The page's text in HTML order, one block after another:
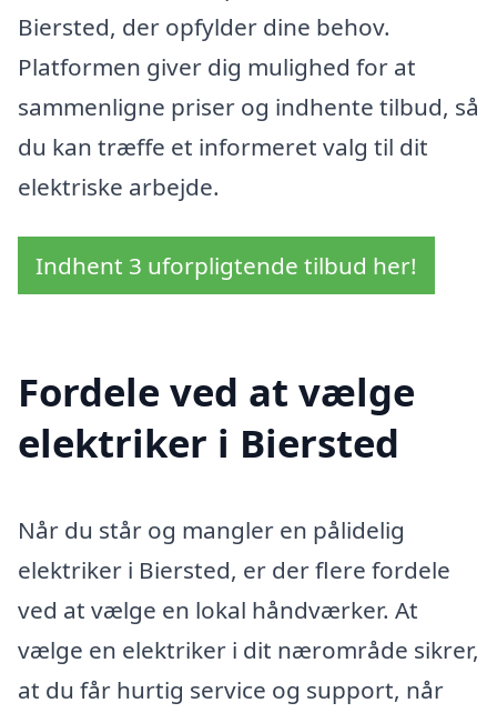
Biersted, der opfylder dine behov.
Platformen giver dig mulighed for at
sammenligne priser og indhente tilbud, så
du kan træffe et informeret valg til dit
elektriske arbejde.
Indhent 3 uforpligtende tilbud her!
Fordele ved at vælge
elektriker i Biersted
Når du står og mangler en pålidelig
elektriker i Biersted, er der flere fordele
ved at vælge en lokal håndværker. At
vælge en elektriker i dit nærområde sikrer,
at du får hurtig service og support, når